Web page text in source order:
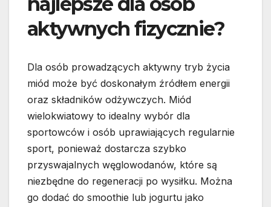
aktywnych fizycznie?
Dla osób prowadzących aktywny tryb życia
miód może być doskonałym źródłem energii
oraz składników odżywczych. Miód
wielokwiatowy to idealny wybór dla
sportowców i osób uprawiających regularnie
sport, ponieważ dostarcza szybko
przyswajalnych węglowodanów, które są
niezbędne do regeneracji po wysiłku. Można
go dodać do smoothie lub jogurtu jako